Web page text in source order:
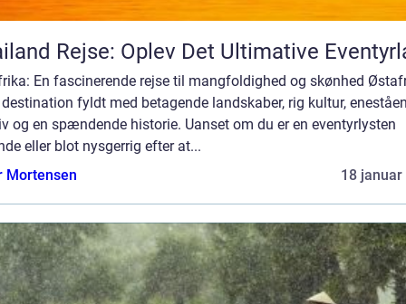
Rejse: Oplev Det Ultimative
En fascinerende rejse til mangfoldighed og skønhed
destination fyldt med betagende landskaber, rig kultur,
og en spændende historie. Uanset om du er en eventyrlysten
eller blot nysgerrig efter at...
Mortensen
18 januar